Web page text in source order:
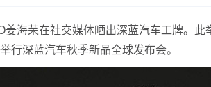
荣在社交媒体晒出深蓝汽车工牌。此
行深蓝汽车秋季新品全球发布会。